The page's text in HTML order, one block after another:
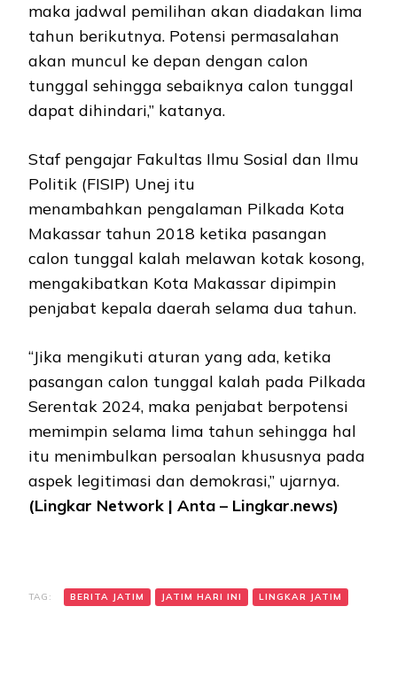
maka jadwal pemilihan akan diadakan lima
tahun berikutnya. Potensi permasalahan
akan muncul ke depan dengan calon
tunggal sehingga sebaiknya calon tunggal
dapat dihindari,” katanya.
Staf pengajar Fakultas Ilmu Sosial dan Ilmu
Politik (FISIP) Unej itu
menambahkan pengalaman Pilkada Kota
Makassar tahun 2018 ketika pasangan
calon tunggal kalah melawan kotak kosong,
mengakibatkan Kota Makassar dipimpin
penjabat kepala daerah selama dua tahun.
“Jika mengikuti aturan yang ada, ketika
pasangan calon tunggal kalah pada Pilkada
Serentak 2024, maka penjabat berpotensi
memimpin selama lima tahun sehingga hal
itu menimbulkan persoalan khususnya pada
aspek legitimasi dan demokrasi,” ujarnya.
(Lingkar Network | Anta – Lingkar.news)
TAG: BERITA JATIM JATIM HARI INI LINGKAR JATIM